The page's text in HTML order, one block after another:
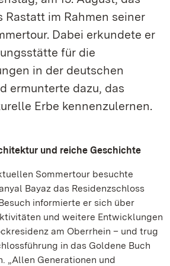
Rastatt im Rahmen seiner
Dabei erkundete er
für die
in der deutschen
ermunterte dazu, das
Erbe kennenzulernen.
und reiche Geschichte
Sommertour besuchte
Bayaz das Residenzschloss
informierte er sich über
und weitere Entwicklungen
am Oberrhein – und trug
in das Goldene Buch
„Allen Generationen und